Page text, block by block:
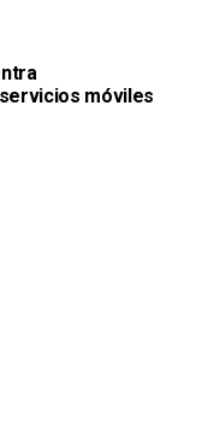
móviles